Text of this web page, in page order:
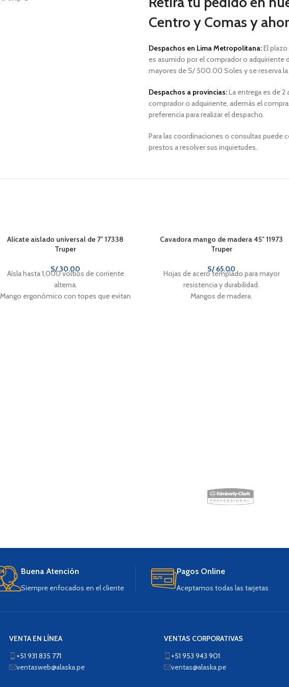
Centro y Comas y
Despachos en Lima Metropolitana:El
es asumido por el comprador o adquiriente
mayores de S/ 500.00 Soles yse reserva
Despachos a provincias:La entrega es de
comprador o adquiriente, además el
preferencia para realizar el despacho.
Para las coordinaciones o consultas puede
prestos a resolver sus inquietudes.
Alicate aislado universal de 7″ 17338
Truper
S/ 30.00
Aísla hasta 1,000 voltios de corriente
alterna.
Mango ergonómico con topes que evitan
Cavadora mango de madera 45″ 11973
Truper
S/ 65.00
Hojas de acero templado para mayor
resistencia y durabilidad.
Mangos de madera.
Buena Atención
Siempre enfocados en el cliente
Pagos Online
Aceptamos todas las tarjetas
VENTA EN LÍNEA
+51 931 835 771
ventasweb@alaska.pe
VENTAS CORPORATIVAS
+51 953 943 901
ventas@alaska.pe